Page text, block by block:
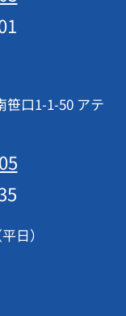
口1-1-50 アテ
日）